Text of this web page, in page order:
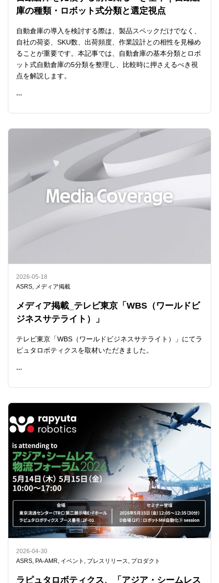
庫の種類・ロボット式分類と選定視点
自動倉庫の導入を検討する際は、製品スペックだけでなく、
自社の荷姿、SKU数、出荷頻度、作業設計との相性を見極め
ることが重要です。本記事では、自動倉庫の基本分類とロボ
ット式自動倉庫の5分類を整理し、比較時に押さえるべき視
点を解説します。
...
READ ME
2026-05-18
ASRS, メディア掲載
メディア掲載_テレビ東京「WBS（ワールドビ
ジネスサテライト）」
テレビ東京「WBS（ワールドビジネスサテライト）」にてラ
ピュタロボティクスを取材いただきました。
...
READ ME
2026-04-30
ASRS, PA-AMR, イベント , プレスリリース, プロダクト
ラピュタロボティクス、「アジア・シームレス